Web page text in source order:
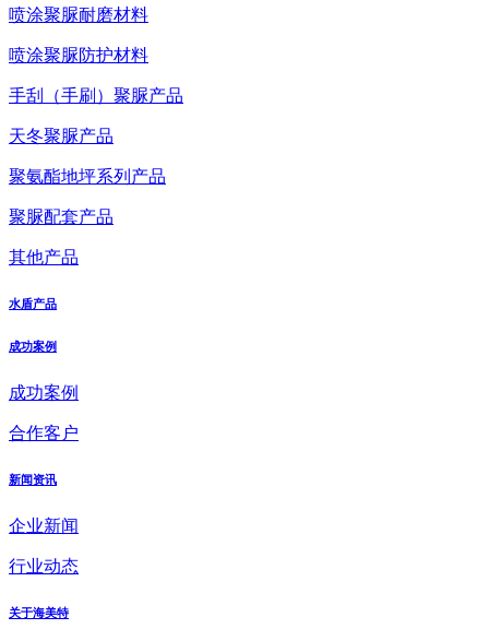
喷涂聚脲耐磨材料
喷涂聚脲防护材料
手刮（手刷）聚脲产品
天冬聚脲产品
聚氨酯地坪系列产品
聚脲配套产品
其他产品
水盾产品
成功案例
成功案例
合作客户
新闻资讯
企业新闻
行业动态
关于海美特